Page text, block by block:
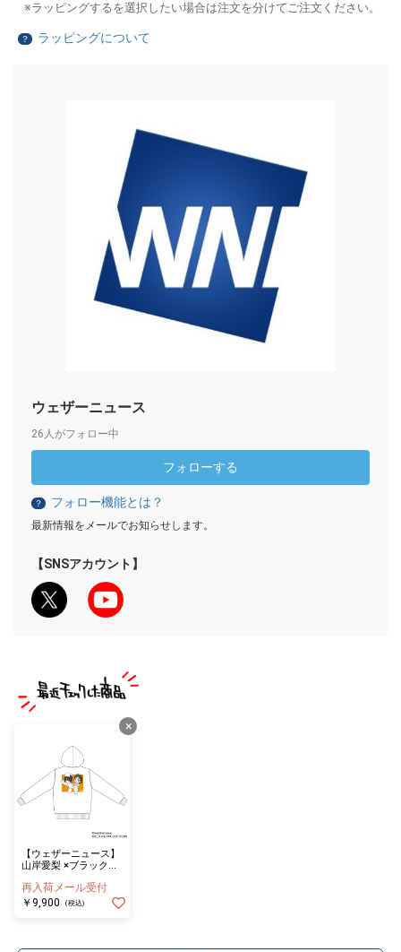
ラッピングするを選択したい場合は注文を分けてご注文ください。
？ ラッピングについて
ウェザーニュース
26人がフォロー中
フォローする
？ フォロー機能とは？
最新情報をメールでお知らせします。
【SNSアカウント】
×
【ウェザーニュース】
山岸愛梨 ×ブラック・
ー イラスト WH（Lサ
イズ）
再入荷メール受付
￥9,900
(税込)